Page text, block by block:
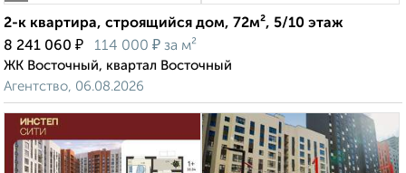
2-к квартира, строящийся дом, 72м², 5/10 этаж
8 241 060 ₽ 114 000 ₽ за м²
ЖК Восточный, квартал Восточный
Агентство, 06.08.2026